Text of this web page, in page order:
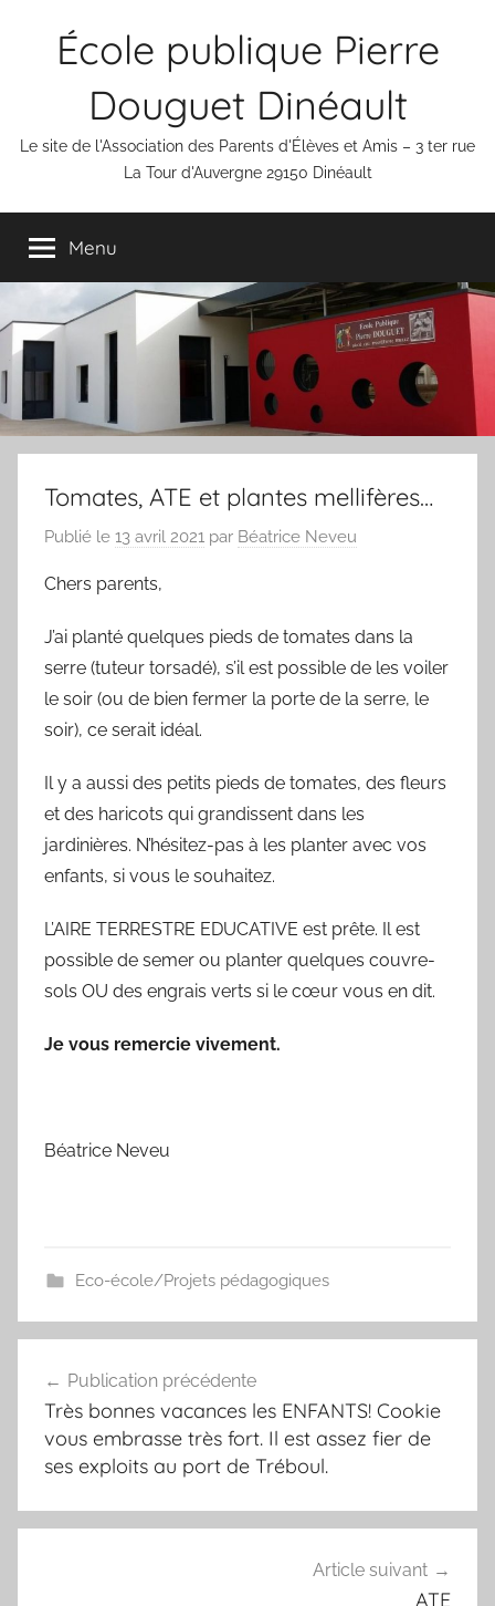
École publique Pierre
Douguet Dinéault
Le site de l'Association des Parents d'Élèves et Amis – 3 ter rue
La Tour d'Auvergne 29150 Dinéault
Menu
Tomates, ATE et plantes mellifères…
Publié le 13 avril 2021 par Béatrice Neveu
Chers parents,
J’ai planté quelques pieds de tomates dans la
serre (tuteur torsadé), s’il est possible de les voiler
le soir (ou de bien fermer la porte de la serre, le
soir), ce serait idéal.
Il y a aussi des petits pieds de tomates, des fleurs
et des haricots qui grandissent dans les
jardinières. N’hésitez-pas à les planter avec vos
enfants, si vous le souhaitez.
L’AIRE TERRESTRE EDUCATIVE est prête. Il est
possible de semer ou planter quelques couvre-
sols OU des engrais verts si le cœur vous en dit.
Je vous remercie vivement.
Béatrice Neveu
Eco-école/Projets pédagogiques
de
l’article
Publication précédente
Très bonnes vacances les ENFANTS! Cookie
vous embrasse très fort. Il est assez fier de
ses exploits au port de Tréboul.
Article suivant
ATE